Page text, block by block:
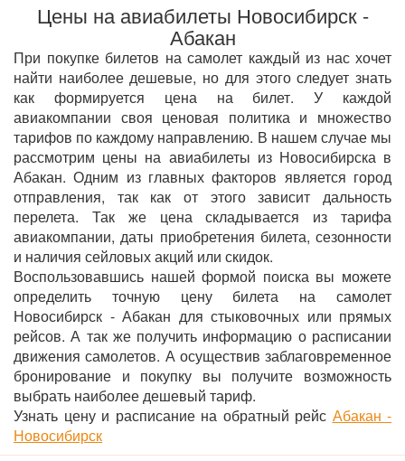
Цены на авиабилеты Новосибирск -
Абакан
При покупке билетов на самолет каждый из нас хочет
найти наиболее дешевые, но для этого следует знать
как формируется цена на билет. У каждой
авиакомпании своя ценовая политика и множество
тарифов по каждому направлению. В нашем случае мы
рассмотрим цены на авиабилеты из Новосибирска в
Абакан. Одним из главных факторов является город
отправления, так как от этого зависит дальность
перелета. Так же цена складывается из тарифа
авиакомпании, даты приобретения билета, сезонности
и наличия сейловых акций или скидок.
Воспользовавшись нашей формой поиска вы можете
определить точную цену билета на самолет
Новосибирск - Абакан для стыковочных или прямых
рейсов. А так же получить информацию о расписании
движения самолетов. А осуществив заблаговременное
бронирование и покупку вы получите возможность
выбрать наиболее дешевый тариф.
Узнать цену и расписание на обратный рейс Абакан -
Новосибирск